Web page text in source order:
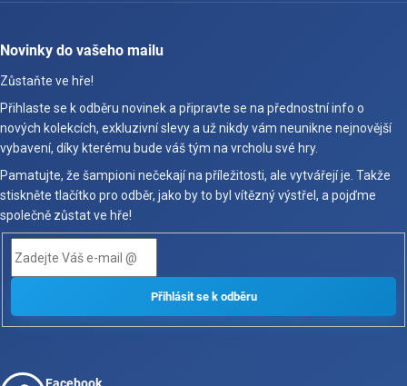
Novinky do vašeho mailu
Zůstaňte ve hře!
Přihlaste se k odběru novinek a připravte se na přednostní info o
nových kolekcích, exkluzivní slevy a už nikdy vám neunikne nejnovější
vybavení, díky kterému bude váš tým na vrcholu své hry.
Pamatujte, že šampioni nečekají na příležitosti, ale vytvářejí je. Takže
stiskněte tlačítko pro odběr, jako by to byl vítězný výstřel, a pojďme
společně zůstat ve hře!
Facebook